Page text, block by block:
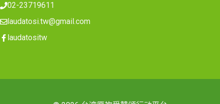
02-23719611
laudatosi.tw@gmail.com
laudatositw